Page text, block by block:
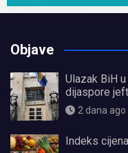
Objave
Ulazak BiH
dijaspore
2 dana ago
Indeks